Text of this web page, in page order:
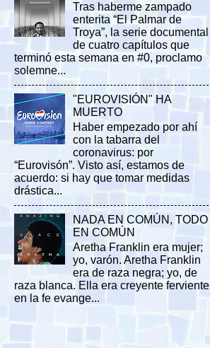
Tras haberme zampado
enterita “El Palmar de
Troya”, la serie documental
de cuatro capítulos que
terminó esta semana en #0, proclamo
solemne...
"EUROVISIÓN" HA
MUERTO
Haber empezado por ahí
con la tabarra del
coronavirus: por
“Eurovisón”. Visto así, estamos de
acuerdo: si hay que tomar medidas
drástica...
NADA EN COMÚN, TODO
EN COMÚN
Aretha Franklin era mujer;
yo, varón. Aretha Franklin
era de raza negra; yo, de
raza blanca. Ella era creyente ferviente
en la fe evange...